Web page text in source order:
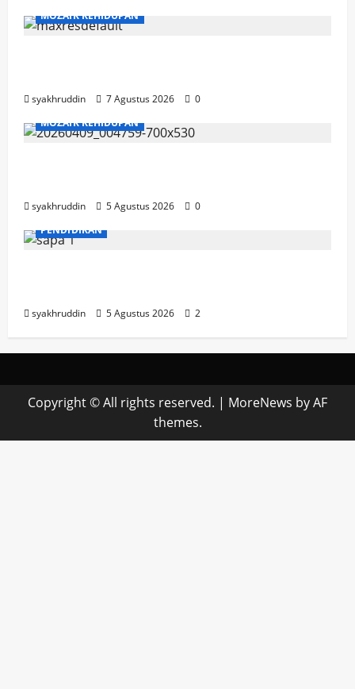
MOZAIK KEHIDUPAN
syakhruddin 7 Agustus 2026
0
MOZAIK KEHIDUPAN
syakhruddin 5 Agustus 2026
0
PENDIDIKAN
syakhruddin 5 Agustus 2026 2
Copyright © All rights reserved. | MoreNews by AF
themes.